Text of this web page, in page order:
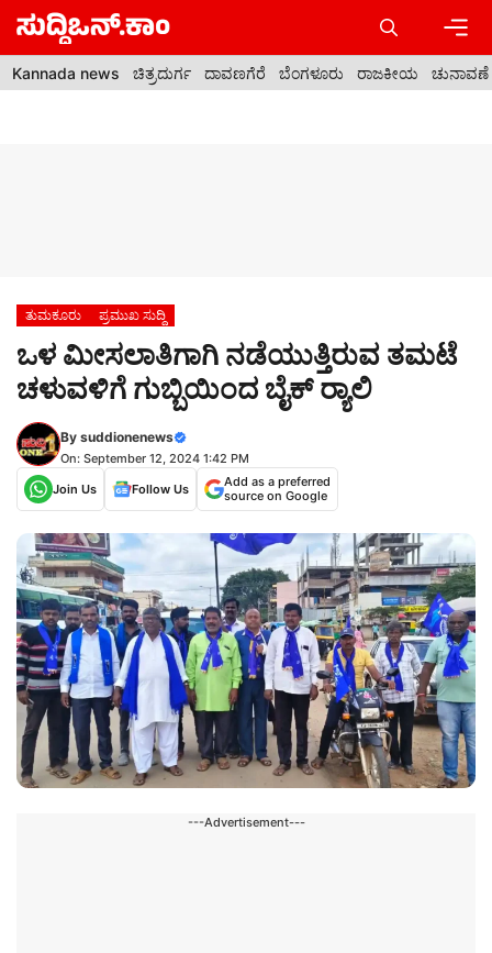
Skip
content
Kannada news ಚಿತ್ರದುರ್ಗ ದಾವಣಗೆರೆ ಬೆಂಗಳೂರು ರಾಜಕೀಯ ಚುನಾವಣೆ
ತುಮಕೂರು ಪ್ರಮುಖ ಸುದ್ದಿ
ಒಳ ಮೀಸಲಾತಿಗಾಗಿ ನಡೆಯುತ್ತಿರುವ ತಮಟೆ
ಚಳುವಳಿಗೆ ಗುಬ್ಬಿಯಿಂದ ಬೈಕ್ ರ‍್ಯಾಲಿ
By suddionenews
On: September 12, 2024 1:42 PM
Join Us
Follow Us
Add as a preferred
source on Google
---Advertisement---